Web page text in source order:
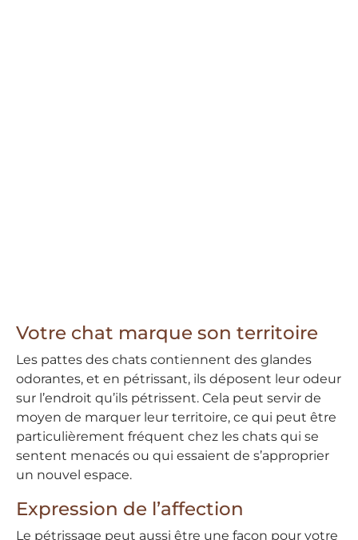
Votre chat marque son territoire
Les pattes des chats contiennent des glandes
odorantes, et en pétrissant, ils déposent leur odeur
sur l’endroit qu’ils pétrissent. Cela peut servir de
moyen de marquer leur territoire, ce qui peut être
particulièrement fréquent chez les chats qui se
sentent menacés ou qui essaient de s’approprier
un nouvel espace.
Expression de l’affection
Le pétrissage peut aussi être une façon pour votre